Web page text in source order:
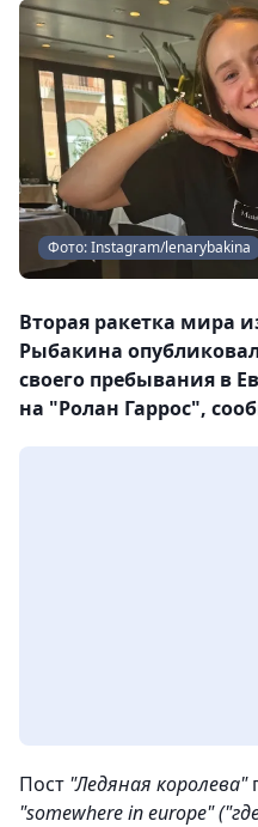
Фото: Instagram/lenarybakina
Вторая ракетка мира
Рыбакина
своего пребывания в
на "Ролан Гаррос",
Пост "Ледяная королева"
"somewhere in europe"